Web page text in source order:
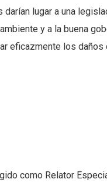
lugar a una
y a la buena
eficazmente los daños
como Relator